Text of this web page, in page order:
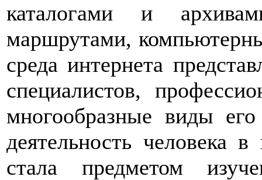
каталогами и
маршрутами,
среда интернета
специалистов,
многообразные виды
деятельность человека
стала предметом